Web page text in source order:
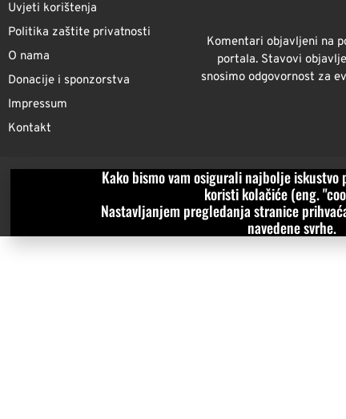
Uvjeti korištenja
Politika zaštite privatnosti
O nama
Donacije i sponzorstva
Impressum
Kontakt
Komentari objavljeni na
portala. Stavovi
snosimo odgovornost za
Kako bismo vam osigurali najbolje iskustvo
koristi kolačiće (eng.
Nastavljanjem pregledanja stranice
navedene svrhe.